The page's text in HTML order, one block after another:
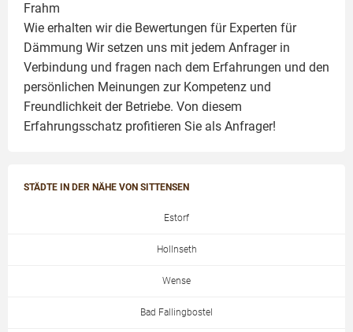
Frahm
Wie erhalten wir die Bewertungen für Experten für
Dämmung Wir setzen uns mit jedem Anfrager in
Verbindung und fragen nach dem Erfahrungen und den
persönlichen Meinungen zur Kompetenz und
Freundlichkeit der Betriebe. Von diesem
Erfahrungsschatz profitieren Sie als Anfrager!
STÄDTE IN DER NÄHE VON SITTENSEN
Estorf
Hollnseth
Wense
Bad Fallingbostel